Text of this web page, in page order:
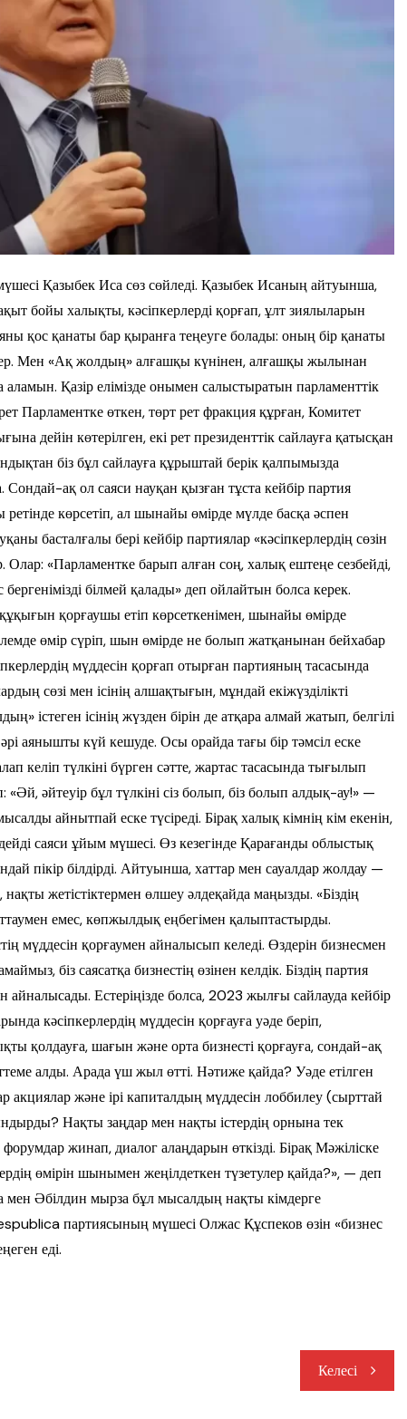
Қазыбек Иса сөз сөйледі. Қазыбек Исаның айтуынша,
бойы халықты, кәсіпкерлерді қорғап, ұлт зиялыларын
қос қанаты бар қыранға теңеуге болады: оның бір қанаты
Мен «Ақ жолдың» алғашқы күнінен, алғашқы жылынан
Қазір елімізде онымен салыстыратын парламенттік
Парламентке өткен, төрт рет фракция құрған, Комитет
дейін көтерілген, екі рет президенттік сайлауға қатысқан
біз бұл сайлауға құрыштай берік қалпымызда
Сондай-ақ ол саяси науқан қызған тұста кейбір партия
көрсетіп, ал шынайы өмірде мүлде басқа әспен
басталғалы бері кейбір партиялар «кәсіпкерлердің сөзін
«Парламентке барып алған соң, халық ештеңе сезбейді,
білмей қалады» деп ойлайтын болса керек.
құқығын қорғаушы етіп көрсеткенімен, шынайы өмірде
өмір сүріп, шын өмірде не болып жатқанынан бейхабар
мүддесін қорғап отырған партияның тасасында
сөзі мен ісінің алшақтығын, мұндай екіжүзділікті
істеген ісінің жүзден бірін де атқара алмай жатып, белгілі
аянышты күй кешуде. Осы орайда тағы бір тәмсіл еске
келіп түлкіні бүрген сәтте, жартас тасасында тығылып
«Әй, әйтеуір бұл түлкіні сіз болып, біз болып алдық-ау!» —
айнытпай еске түсіреді. Бірақ халық кімнің кім екенін,
саяси ұйым мүшесі. Өз кезегінде Қарағанды облыстық
пікір білдірді. Айтуынша, хаттар мен сауалдар жолдау —
нақты жетістіктермен өлшеу әлдеқайда маңызды. «Біздің
емес, көпжылдық еңбегімен қалыптастырды.
мүддесін қорғаумен айналысып келеді. Өздерін бизнесмен
біз саясатқа бизнестің өзінен келдік. Біздің партия
айналысады. Естеріңізде болса, 2023 жылғы сайлауда кейбір
кәсіпкерлердің мүддесін қорғауға уәде беріп,
қолдауға, шағын және орта бизнесті қорғауға, сондай-ақ
алды. Арада үш жыл өтті. Нәтиже қайда? Уәде етілген
және ірі капиталдың мүддесін лоббилеу (сырттай
Нақты заңдар мен нақты істердің орнына тек
жинап, диалог алаңдарын өткізді. Бірақ Мәжіліске
өмірін шынымен жеңілдеткен түзетулер қайда?», — деп
Әбілдин мырза бұл мысалдың нақты кімдерге
партиясының мүшесі Олжас Құспеков өзін «бизнес
еді.
Келесі